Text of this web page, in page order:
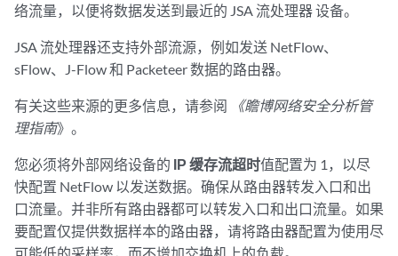
络流量，以便将数据发送到最近的 JSA流处理器设备。
JSA 流处理器还支持外部流源，例如发送 NetFlow、
sFlow、 J-Flow和 Packeteer数据的路由器。
有关这些来源的更多信息，请参阅
《瞻博网络安全分析管
理指南》。
您必须将外部网络设备的 IP 缓存流超时值配置为 1，以尽
快配置 NetFlow 以发送数据。确保从路由器转发入口和出
口流量。并非所有路由器都可以转发入口和出口流量。如果
要配置仅提供数据样本的路由器，请将路由器配置为使用尽